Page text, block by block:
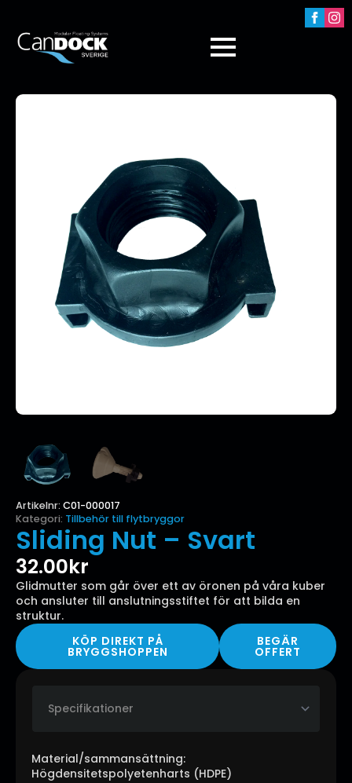
Artikelnr: C01-000017
Kategori: Tillbehör till flytbryggor
Sliding Nut – Svart
32.00kr
Glidmutter som går över ett av öronen på våra kuber
och ansluter till anslutningsstiftet för att bilda en
struktur.
KÖP DIREKT PÅ
BRYGGSHOPPEN
BEGÄR
OFFERT
Material/sammansättning:
Högdensitetspolyetenharts (HDPE)